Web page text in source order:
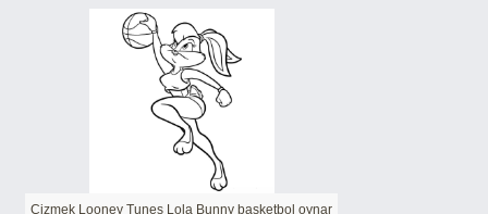
Çizmek Looney Tunes Lola Bunny basketbol oynar